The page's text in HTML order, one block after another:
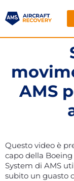
AMS
Questo video è
capo della
System di AMS
subito un guasto